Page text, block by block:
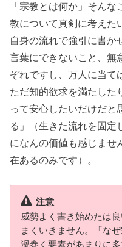
「宗教とは何か」そん
教について真剣に考えた
自身の流れで強引に書か
言葉にできないこと、無
ぞれですし、万人に当て
ただ知的欲求を満たした
って安心したいだけだと
る」（生きた流れを固定
になんの価値も感じませ
在あるのみです）。
注意
威勢よく書き始めたは
まくいきません。「な
渦巻く要素があまりに多